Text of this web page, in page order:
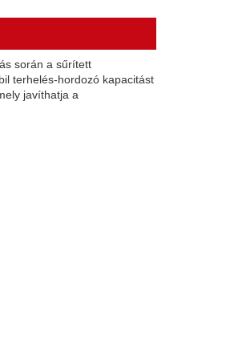
során a sűrített
terhelés-hordozó kapacitást
javíthatja a